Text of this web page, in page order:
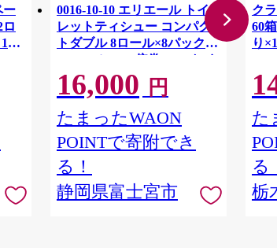
ー
6
活
市
0016-10-10 エリエール トイ
レットティシュー コンパク
トダブル 8ロール×8パック
64ロール 1.5倍巻 45m トイ
レットペーパー ダブル パル
プ100％ 香りつき 日用品 消
耗品 備蓄
16,000 円
たまったWAON
POINTで寄附でき
る！
静岡県富士宮市
ク
60
り
た
る
栃